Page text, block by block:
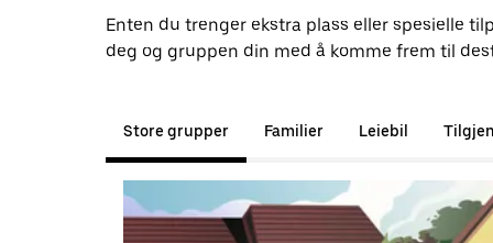
Enten du trenger ekstra plass eller spesielle
deg og gruppen din med å komme frem til
Store grupper Familier Leiebil